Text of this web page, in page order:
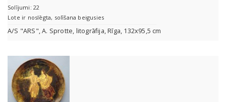
Solījumi: 22
Lote ir noslēgta, solīšana beigusies
A/S "ARS", A. Sprotte, litogrāfija, Rīga, 132x95,5 cm